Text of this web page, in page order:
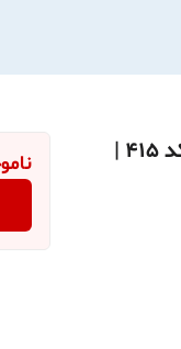
پیراهن کرم ساتن کش پنبه مردانه کد 415 |